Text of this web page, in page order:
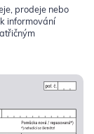
prodeje nebo
informování